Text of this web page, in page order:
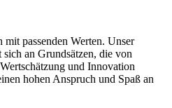
passenden Werten. Unser
an Grundsätzen, die von
und Innovation
hohen Anspruch und Spaß an